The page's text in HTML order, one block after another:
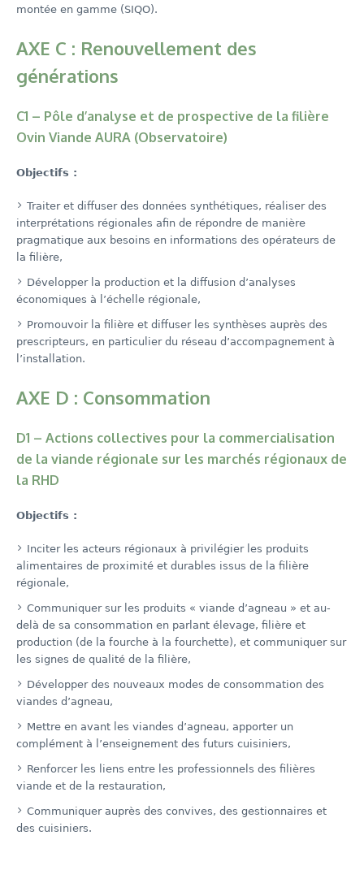
montée en gamme (SIQO).
AXE C : Renouvellement des
générations
C1 – Pôle d’analyse et de prospective de la filière
Ovin Viande AURA (Observatoire)
Objectifs :
Traiter et diffuser des données synthétiques, réaliser des
interprétations régionales afin de répondre de manière
pragmatique aux besoins en informations des opérateurs de
la filière,
Développer la production et la diffusion d’analyses
économiques à l’échelle régionale,
Promouvoir la filière et diffuser les synthèses auprès des
prescripteurs, en particulier du réseau d’accompagnement à
l’installation.
AXE D : Consommation
D1 – Actions collectives pour la commercialisation
de la viande régionale sur les marchés régionaux de
la RHD
Objectifs :
Inciter les acteurs régionaux à privilégier les produits
alimentaires de proximité et durables issus de la filière
régionale,
Communiquer sur les produits « viande d’agneau » et au-
delà de sa consommation en parlant élevage, filière et
production (de la fourche à la fourchette), et communiquer sur
les signes de qualité de la filière,
Développer des nouveaux modes de consommation des
viandes d’agneau,
Mettre en avant les viandes d’agneau, apporter un
complément à l’enseignement des futurs cuisiniers,
Renforcer les liens entre les professionnels des filières
viande et de la restauration,
Communiquer auprès des convives, des gestionnaires et
des cuisiniers.